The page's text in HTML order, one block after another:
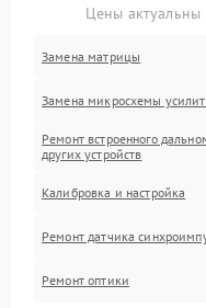
Цены
Замена матрицы
Замена микросхемы
Ремонт встроенного
других устройств
Калибровка и настройка
Ремонт датчика
Ремонт оптики